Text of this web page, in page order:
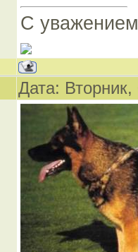
С
Дата: